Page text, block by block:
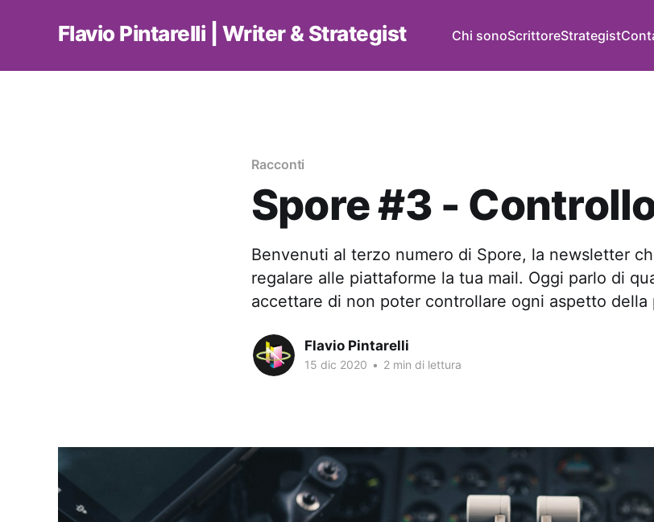
Flavio Pintarelli | Writer & Strategist Chi sonoScrittoreStrategist
Racconti
Spore #3 -
Benvenuti al terzo numero di Spore, la newsletter
regalare alle piattaforme la tua mail. Oggi parlo di
accettare di non poter controllare ogni aspetto della
Flavio Pintarelli
15 dic 2020 • 2 min di lettura